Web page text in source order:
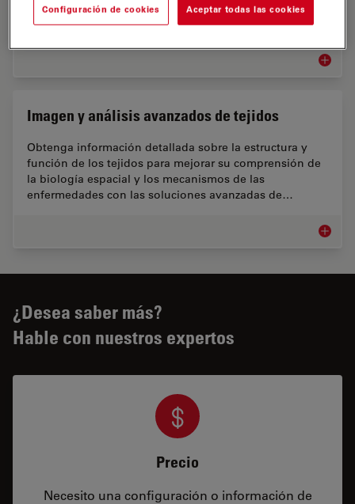
mejoran el análisis celular y garantizan la integridad de
los datos de acuerdo con la…
Imagen y análisis avanzados de tejidos
Obtenga información detallada sobre la estructura y
función de los tejidos para mejorar su comprensión de
la biología espacial y los mecanismos de las
enfermedades con las soluciones avanzadas de…
Imagen
¿Desea saber más?
Hable con nuestros expertos
Precio
Necesito una configuración o información de
Configuración de cookies Aceptar todas las cookies